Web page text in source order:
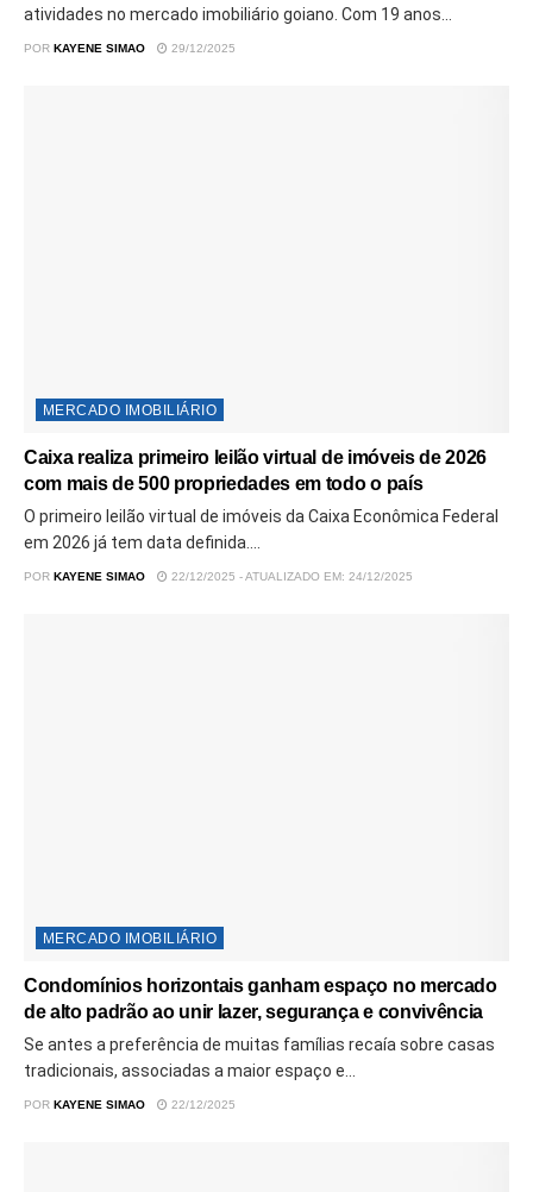
atividades no mercado imobiliário goiano. Com 19 anos...
POR KAYENE SIMAO 29/12/2025
MERCADO IMOBILIÁRIO
Caixa realiza primeiro leilão virtual de imóveis de 2026
com mais de 500 propriedades em todo o país
O primeiro leilão virtual de imóveis da Caixa Econômica Federal
em 2026 já tem data definida....
POR KAYENE SIMAO 22/12/2025 - ATUALIZADO EM: 24/12/2025
MERCADO IMOBILIÁRIO
Condomínios horizontais ganham espaço no mercado
de alto padrão ao unir lazer, segurança e convivência
Se antes a preferência de muitas famílias recaía sobre casas
tradicionais, associadas a maior espaço e...
POR KAYENE SIMAO 22/12/2025